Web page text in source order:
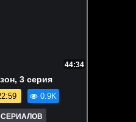
44:34
3 серия
0.9K